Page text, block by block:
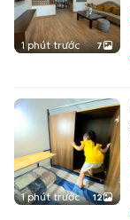
1 phút trước 7
1 phút trước 12